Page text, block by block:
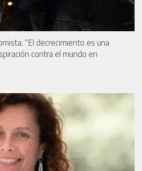
“El decrecimiento es una
contra el mundo en